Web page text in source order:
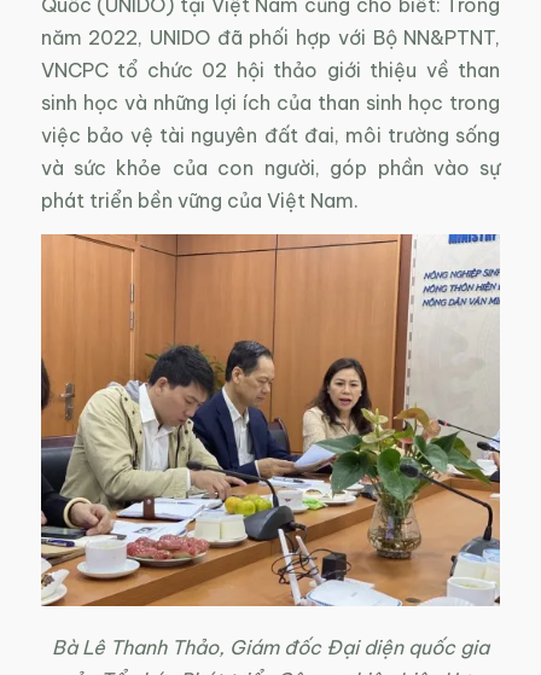
Quốc (UNIDO) tại Việt Nam cũng cho biết: Trong
năm 2022, UNIDO đã phối hợp với Bộ NN&PTNT,
VNCPC tổ chức 02 hội thảo giới thiệu về than
sinh học và những lợi ích của than sinh học trong
việc bảo vệ tài nguyên đất đai, môi trường sống
và sức khỏe của con người, góp phần vào sự
phát triển bền vững của Việt Nam.
Bà Lê Thanh Thảo, Giám đốc Đại diện quốc gia